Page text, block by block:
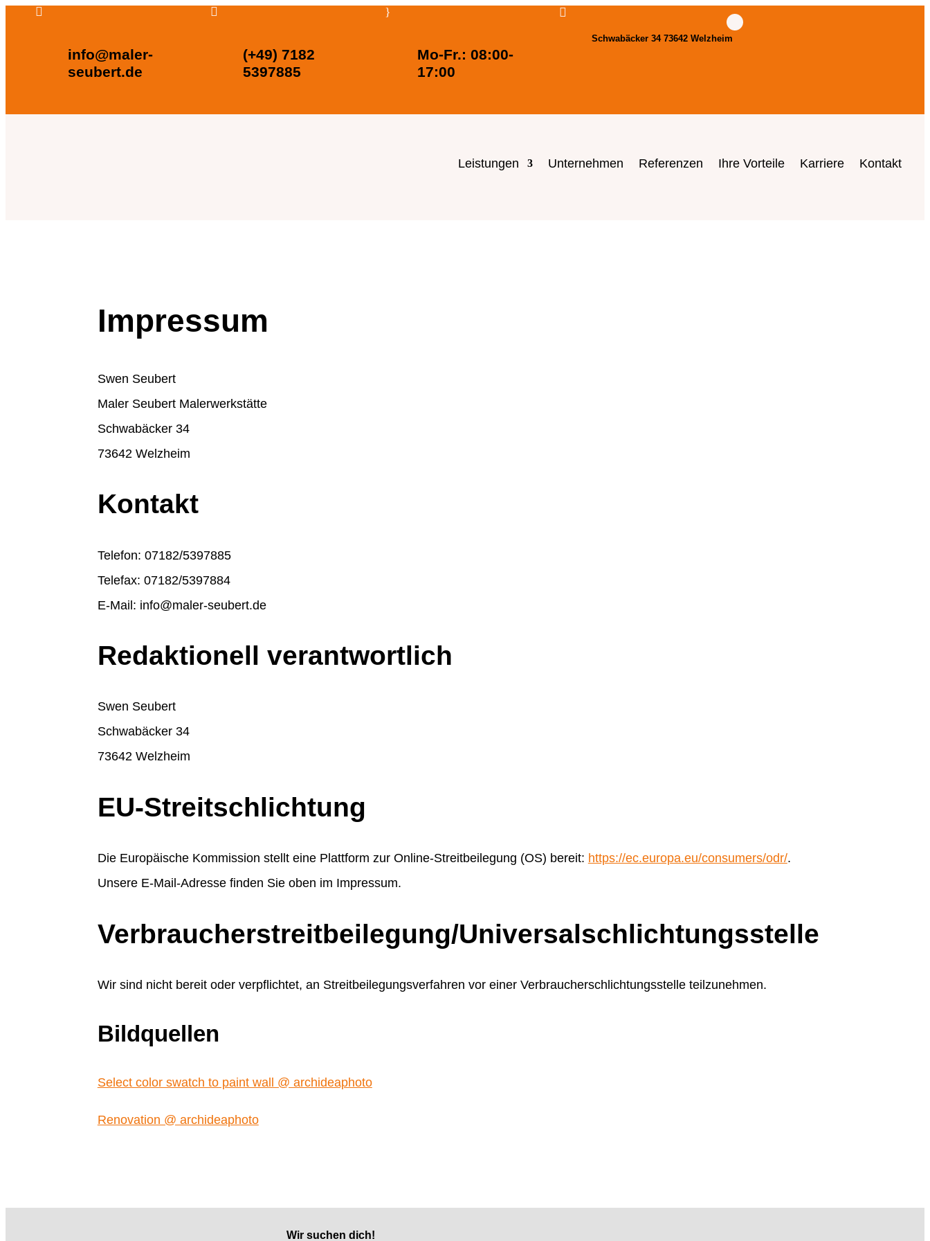

info@maler-
seubert.de

(+49) 7182
5397885
}
Mo-Fr.: 08:00-
17:00

Schwabäcker 34 73642 Welzheim
Leistungen Unternehmen Referenzen Ihre Vorteile Karriere Kontakt
Impressum
Swen Seubert
Maler Seubert Malerwerkstätte
Schwabäcker 34
73642 Welzheim
Kontakt
Telefon: 07182/5397885
Telefax: 07182/5397884
E-Mail: info@maler-seubert.de
Redaktionell verantwortlich
Swen Seubert
Schwabäcker 34
73642 Welzheim
EU-Streitschlichtung
Die Europäische Kommission stellt eine Plattform zur Online-Streitbeilegung (OS) bereit: https://ec.europa.eu/consumers/odr/.
Unsere E-Mail-Adresse finden Sie oben im Impressum.
Verbraucher­streit­beilegung/Universal­schlichtungs­stelle
Wir sind nicht bereit oder verpflichtet, an Streitbeilegungsverfahren vor einer Verbraucherschlichtungsstelle teilzunehmen.
Bildquellen
Select color swatch to paint wall @ archideaphoto
Renovation @ archideaphoto
Wir suchen dich!